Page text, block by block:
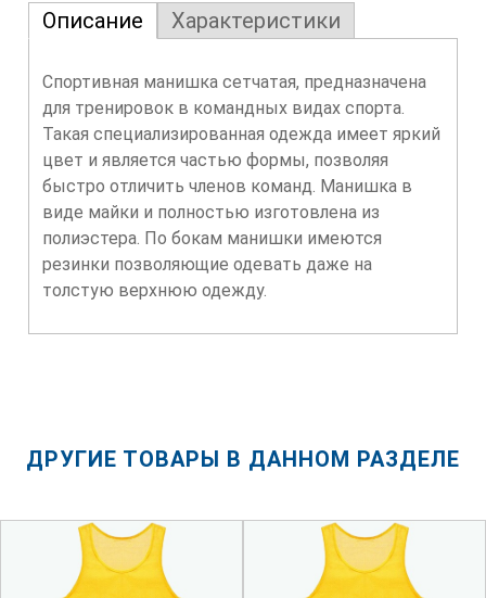
Описание Характеристики
Спортивная манишка сетчатая, предназначена
для тренировок в командных видах спорта.
Такая специализированная одежда имеет яркий
цвет и является частью формы, позволяя
быстро отличить членов команд. Манишка в
виде майки и полностью изготовлена из
полиэстера. По бокам манишки имеются
резинки позволяющие одевать даже на
толстую верхнюю одежду.
ДРУГИЕ ТОВАРЫ В ДАННОМ РАЗДЕЛЕ